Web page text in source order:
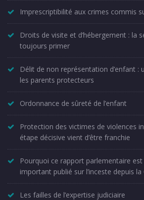
Imprescriptibilité aux crimes commis
Droits de visite et d’hébergement : la
toujours primer
Délit de non représentation d’enfant
les parents protecteurs
Ordonnance de sûreté de l’enfant
Protection des victimes de violences
étape décisive vient d’être franchie
Pourquoi ce rapport parlementaire
important publié sur l’inceste depuis la
Les failles de l’expertise judiciaire